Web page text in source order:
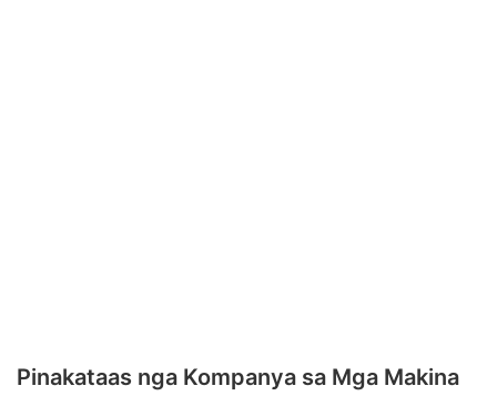
Pinakataas nga Kompanya sa Mga Makina